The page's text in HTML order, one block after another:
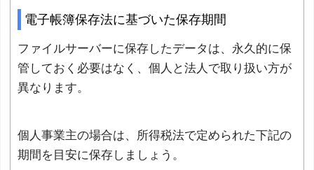
電子帳簿保存法に基づいた保存期間
ファイルサーバーに保存したデータは、永久的に保
管しておく必要はなく、個人と法人で取り扱い方が
異なります。
個人事業主の場合は、所得税法で定められた下記の
期間を目安に保存しましょう。